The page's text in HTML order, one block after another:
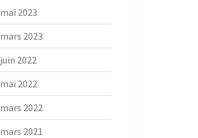
mai 2023
mars 2023
juin 2022
mai 2022
mars 2022
mars 2021